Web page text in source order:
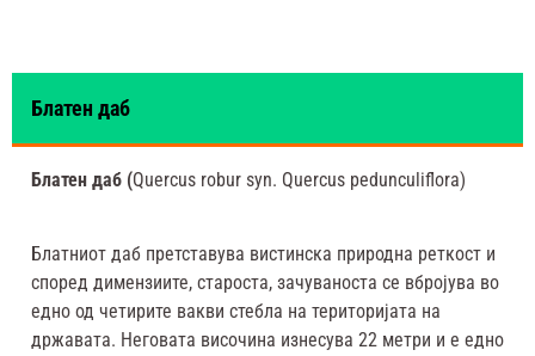
Блатен даб
Блатен даб (Quercus robur syn. Quercus pedunculiflora)
Блатниот даб претставува вистинска природна реткост и
според димензиите, староста, зачуваноста се вбројува во
едно од четирите вакви стебла на територијата на
државата. Неговата височина изнесува 22 метри и е едно